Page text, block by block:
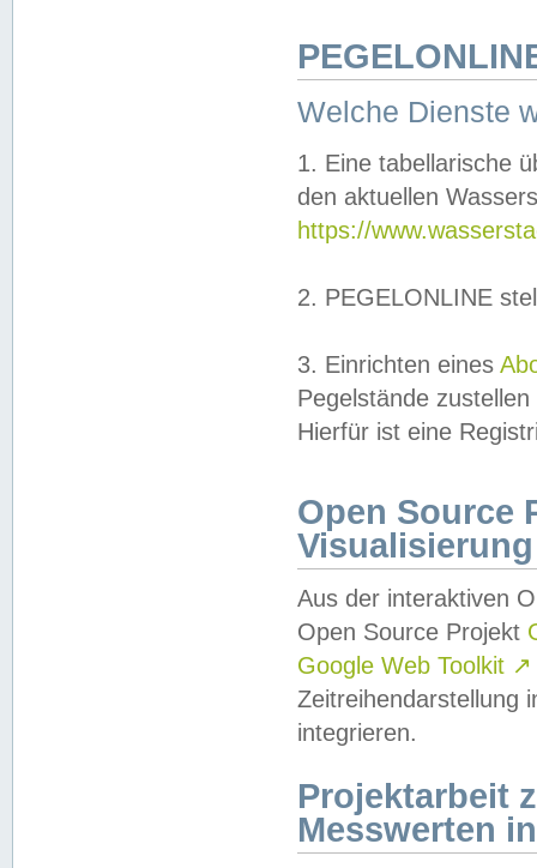
Welche Dienste
1. Eine tabellarische
den aktuellen
https://
2. PEGELONLINE
3. Einrichten eines
Pegelstände
Hierfür ist eine
Open Source
Visualisierung
Aus der interaktiven
Open Source Projekt
Google Web Toolkit ↗
Zeitreihendarstellung
integrieren.
Projektarbeit
Messwerten